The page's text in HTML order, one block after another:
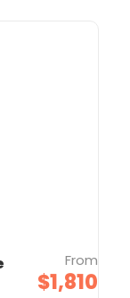
From
$1,810